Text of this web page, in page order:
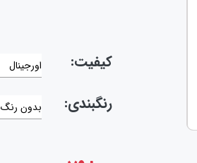
کیفیت: اورجینال
رنگبندی: بدون رنگ